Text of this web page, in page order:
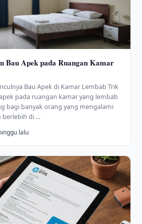
Bau Apek pada Ruangan Kamar
Bau Apek di Kamar Lembab Trik
pada ruangan kamar yang lembab
bagi banyak orang yang mengalami
berlebih di …
lalu